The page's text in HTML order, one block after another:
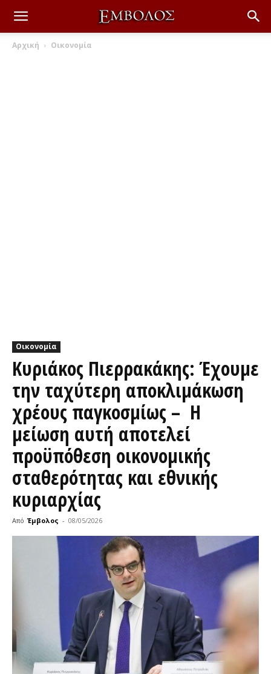
Αρχική Οικονομία
Οικονομία
Κυριάκος Πιερρακάκης: Έχουμε
την ταχύτερη αποκλιμάκωση
χρέους παγκοσμίως – Η
μείωση αυτή αποτελεί
προϋπόθεση οικονομικής
σταθερότητας και εθνικής
κυριαρχίας
Από Έμβολος - 08/05/2026